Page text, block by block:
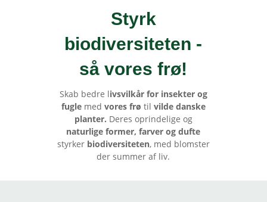
Styrk
biodiversiteten -
så vores frø!
Skab bedre livsvilkår for insekter og
fuglemed vores frø til vilde danske
planter. Deres oprindelige og
naturlige former, farver og dufte
styrker biodiversiteten, med blomster
der summer af liv.